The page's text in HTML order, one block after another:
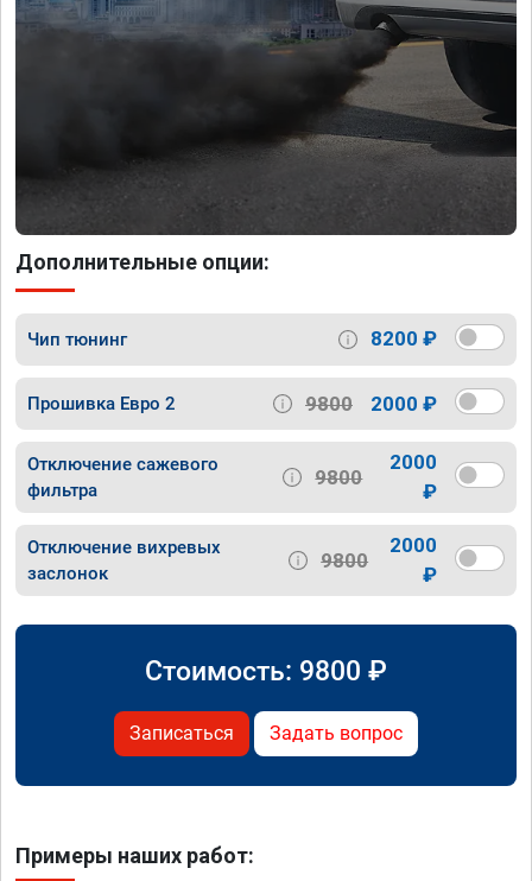
Дополнительные опции:
Чип тюнинг 8200 ₽
Прошивка Евро 2 9800 2000 ₽
Отключение сажевого
фильтра
9800
2000
₽
Отключение вихревых
заслонок
9800
2000
₽
Стоимость: 9800 ₽
Записаться Задать вопрос
Примеры наших работ: